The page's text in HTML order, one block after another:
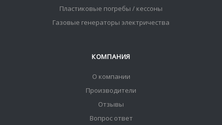
Пластиковые погребы / кессоны
Газовые генераторы электричества
КОМПАНИЯ
О компании
Производители
Отзывы
Вопрос ответ